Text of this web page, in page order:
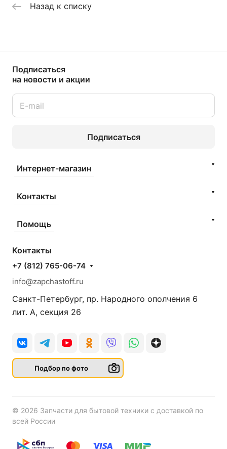
Назад к списку
Подписаться
на новости и акции
Подписаться
Интернет-магазин
Контакты
Помощь
Контакты
+7 (812) 765-06-74
info@zapchastoff.ru
Санкт-Петербург, пр. Народного ополчения 6
лит. А, секция 26
Подбор по фото
© 2026 Запчасти для бытовой техники с доставкой по
всей России